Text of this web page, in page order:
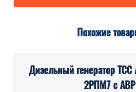
Похожие
Дизельный генератор
2РПМ7 с АВР